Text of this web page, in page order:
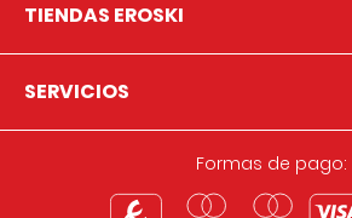
TIENDAS EROSKI
SERVICIOS
Formas de pago: